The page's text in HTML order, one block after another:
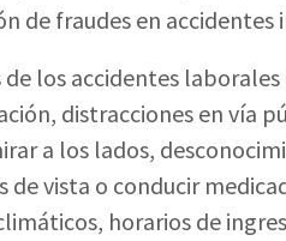
de fraudes en accidentes
de los accidentes
distracciones en vía
a los lados,
de vista o conducir
horarios de